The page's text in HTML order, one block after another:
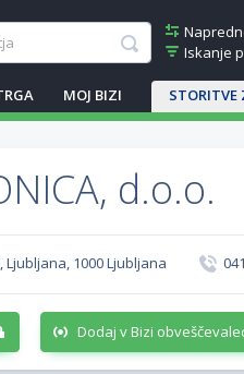
Iskanje
MOJ BIZI STORITVE
d.o.o.
1000 Ljubljana
Dodaj v Bizi